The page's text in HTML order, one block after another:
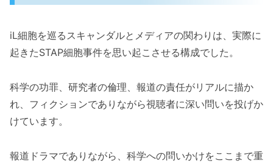
iL細胞を巡るスキャンダルとメディアの関わりは、実際に
起きたSTAP細胞事件を思い起こさせる構成でした。
科学の功罪、研究者の倫理、報道の責任がリアルに描か
れ、フィクションでありながら視聴者に深い問いを投げか
けています。
報道ドラマでありながら、科学への問いかけをここまで重